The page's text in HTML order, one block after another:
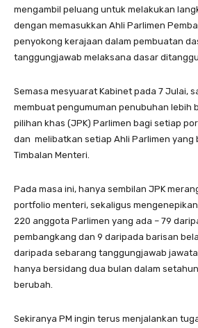
mengambil peluang untuk melakukan
dengan memasukkan Ahli Parlimen
penyokong kerajaan dalam pembuatan
tanggungjawab melaksana dasar
Semasa mesyuarat Kabinet pada 7 Julai,
membuat pengumuman penubuhan lebih
pilihan khas (JPK) Parlimen bagi setiap
dan melibatkan setiap Ahli Parlimen yang
Timbalan Menteri.
Pada masa ini, hanya sembilan JPK
portfolio menteri, sekaligus
220 anggota Parlimen yang ada – 79
pembangkang dan 9 daripada barisan
daripada sebarang tanggungjawab
hanya bersidang dua bulan dalam
berubah.
Sekiranya PM ingin terus menjalankan